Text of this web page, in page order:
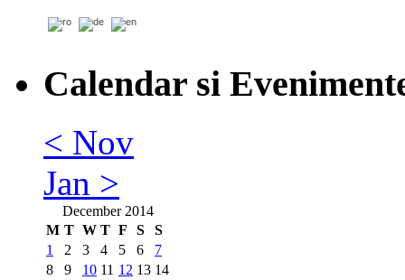
Calendar si
< Nov
Jan >
December 2014
M T W T F S
S
1
2 3 4 5 6
7
8
9 10 11 12 13 14